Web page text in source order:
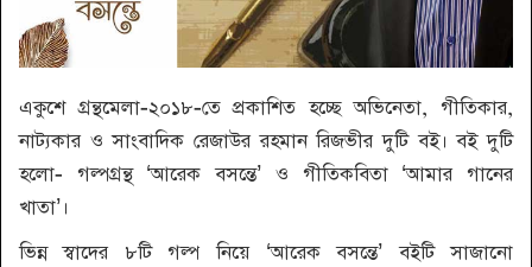
একুশে গ্রন্থমেলা-২০১৮-তে প্রকাশিত হচ্ছে অভিনেতা, গীতিকার,
নাট্যকার ও সাংবাদিক রেজাউর রহমান রিজভীর দুটি বই। বই দুটি
হলো- গল্পগ্রন্থ ‘আরেক বসন্তে’ ও গীতিকবিতা ‘আমার গানের
খাতা’।
ভিন্ন স্বাদের ৮টি গল্প নিয়ে ‘আরেক বসন্তে’ বইটি সাজানো